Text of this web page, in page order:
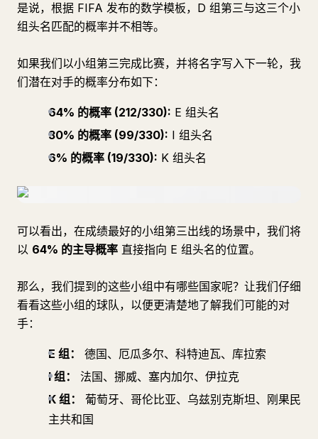
是说，根据 FIFA 发布的数学模板，D 组第三与这三个小
组头名匹配的概率并不相等。
如果我们以小组第三完成比赛，并将名字写入下一轮，我
们潜在对手的概率分布如下：
64% 的概率 (212/330): E 组头名
30% 的概率 (99/330): I 组头名
6% 的概率 (19/330): K 组头名
可以看出，在成绩最好的小组第三出线的场景中，我们将
以 64% 的主导概率 直接指向 E 组头名的位置。
那么，我们提到的这些小组中有哪些国家呢？让我们仔细
看看这些小组的球队，以便更清楚地了解我们可能的对
手：
E 组：
德国、厄瓜多尔、科特迪瓦、库拉索
I 组：
法国、挪威、塞内加尔、伊拉克
K 组：
葡萄牙、哥伦比亚、乌兹别克斯坦、刚果民
主共和国